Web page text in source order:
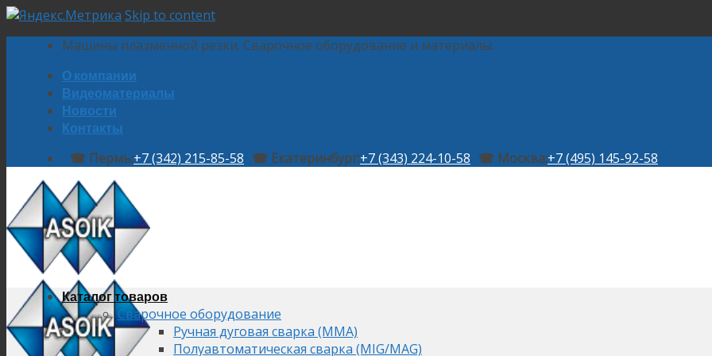
Skip to content
Машины плазменной резки. Сварочное оборудование и материалы.
О компании
Видеоматериалы
Новости
Контакты
☎ Пермь:+7 (342) 215-85-58 ☎ Екатеринбург:+7 (343) 224-10-58 ☎ Москва:+7 (495) 145-92-58
Каталог товаров
Сварочное оборудование
Ручная дуговая сварка (MMA)
Полуавтоматическая сварка (MIG/MAG)